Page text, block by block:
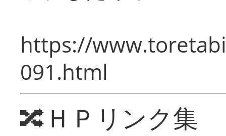
https://
091.html
🔀ＨＰリンク集